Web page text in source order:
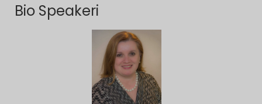
Bio Speakeri